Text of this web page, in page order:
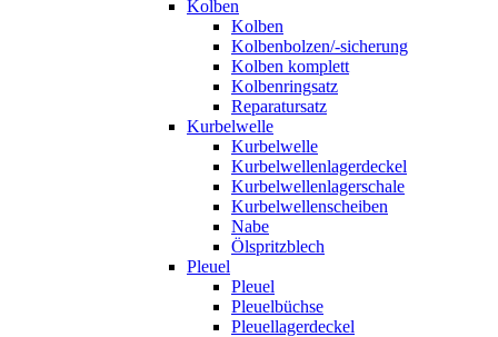
Kolben
Kolben
Kolbenbolzen/-sicherung
Kolben komplett
Kolbenringsatz
Reparatursatz
Kurbelwelle
Kurbelwelle
Kurbelwellenlagerdeckel
Kurbelwellenlagerschale
Kurbelwellenscheiben
Nabe
Ölspritzblech
Pleuel
Pleuel
Pleuelbüchse
Pleuellagerdeckel